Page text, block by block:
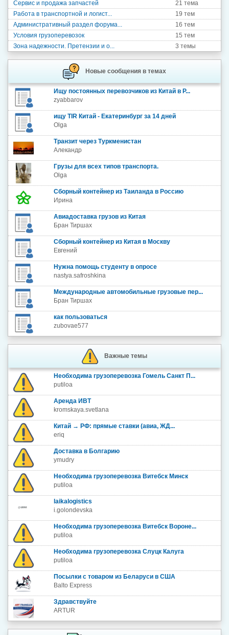
Сервис и продажа запчастей
21 тема
Работа в транспортной и логист...
19 тем
Административный раздел форума...
16 тем
Условия грузоперевозок
15 тем
Зона надежности. Претензии и о...
3 темы
Новые сообщения в темах
Ищу постоянных перевозчиков из Китай в Р...
zyabbarov
ищу TIR Китай - Екатеринбург за 14 дней
Olga
Транзит через Туркменистан
Алекандр
Грузы для всех типов транспорта.
Olga
Сборный контейнер из Таиланда в Россию
Ирина
Авиадоставка грузов из Китая
Бран Тиршах
Сборный контейнер из Китая в Москву
Евгений
Нужна помощь студенту в опросе
nastya.safroshkina
Международные автомобильные грузовые пер...
Бран Тиршах
как пользоваться
zubovae577
Важные темы
Необходима грузоперевозка Гомель Санкт П...
putiloa
Аренда ИВТ
kromskaya.svetlana
Китай → РФ: прямые ставки (авиа, ЖД...
eriq
Доставка в Болгарию
ymudry
Необходима грузоперевозка Витебск Минск
putiloa
laikalogistics
i.golondevska
Необходима грузоперевозка Витебск Вороне...
putiloa
Необходима грузоперевозка Слуцк Калуга
putiloa
Посылки с товаром из Беларуси в США
Balto Express
Здравствуйте
ARTUR